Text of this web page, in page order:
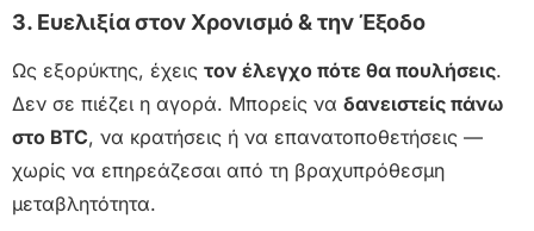
3. Ευελιξία στον Χρονισμό & την Έξοδο
Ως εξορύκτης, έχεις τον έλεγχο πότε θα πουλήσεις.
Δεν σε πιέζει η αγορά. Μπορείς να δανειστείς πάνω
στο BTC, να κρατήσεις ή να επανατοποθετήσεις —
χωρίς να επηρεάζεσαι από τη βραχυπρόθεσμη
μεταβλητότητα.